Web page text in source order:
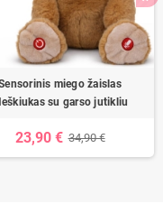
miego žaislas
su garso jutikliu
23,90 € 34,90 €